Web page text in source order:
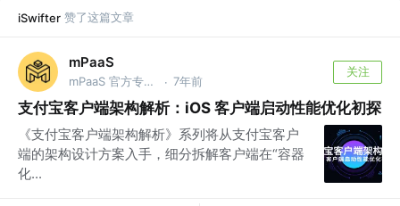
iSwifter 赞了这篇文章
mPaaS
mPaaS 官方专栏号 @蚂蚁集团 · 7年前
关注
支付宝客户端架构解析：iOS 客户端启动性能优化初探
《支付宝客户端架构解析》系列将从支付宝客户
端的架构设计方案入手，细分拆解客户端在“容器
化...